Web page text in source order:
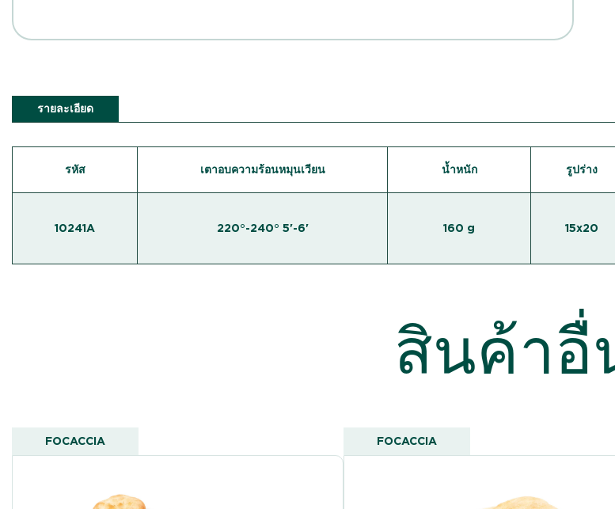
รายละเอียด
รหัส เตาอบความร้อนหมุนเวียน
10241A 220°-240° 5'-6'
น้ำหนัก รูปร่าง
160 g 15x20
สินค้าอื่
FOCACCIA FOCACCIA